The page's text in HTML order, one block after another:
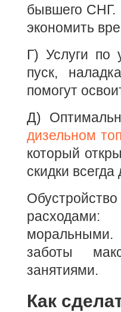
бывшего СНГ.
экономить
Г) Услуги по
пуск,
помогут
Д)
дизельном
который
скидки
заботы
занятиями.
Как